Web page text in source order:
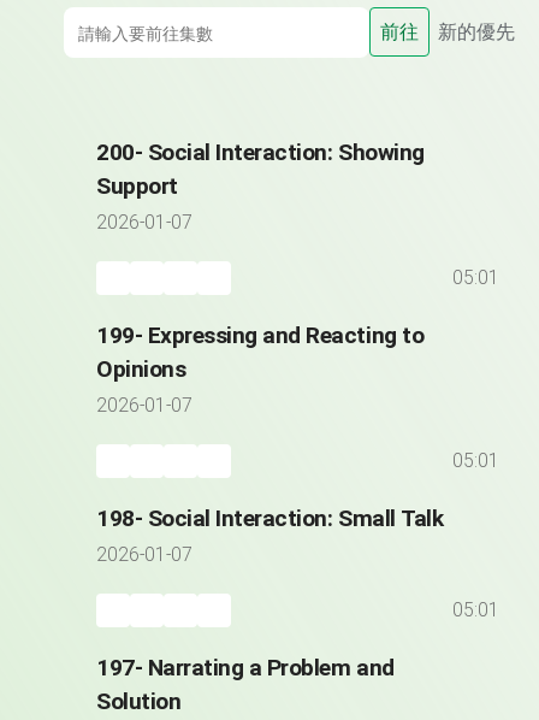
前往 新的優先
200- Social Interaction: Showing
Support
2026-01-07
05:01
199- Expressing and Reacting to
Opinions
2026-01-07
05:01
198- Social Interaction: Small Talk
2026-01-07
05:01
197- Narrating a Problem and
Solution